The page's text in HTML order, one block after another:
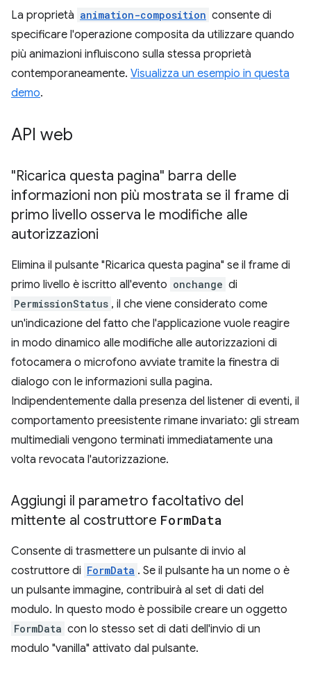
La proprietà animation-composition consente di
specificare l'operazione composita da utilizzare quando
più animazioni influiscono sulla stessa proprietà
contemporaneamente. Visualizza un esempio in questa
demo.
API web
"Ricarica questa pagina" barra delle
informazioni non più mostrata se il frame di
primo livello osserva le modifiche alle
autorizzazioni
Elimina il pulsante "Ricarica questa pagina" se il frame di
primo livello è iscritto all'evento onchange di
PermissionStatus , il che viene considerato come
un'indicazione del fatto che l'applicazione vuole reagire
in modo dinamico alle modifiche alle autorizzazioni di
fotocamera o microfono avviate tramite la finestra di
dialogo con le informazioni sulla pagina.
Indipendentemente dalla presenza del listener di eventi, il
comportamento preesistente rimane invariato: gli stream
multimediali vengono terminati immediatamente una
volta revocata l'autorizzazione.
Aggiungi il parametro facoltativo del
mittente al costruttore FormData
Consente di trasmettere un pulsante di invio al
costruttore di FormData . Se il pulsante ha un nome o è
un pulsante immagine, contribuirà al set di dati del
modulo. In questo modo è possibile creare un oggetto
FormData con lo stesso set di dati dell'invio di un
modulo "vanilla" attivato dal pulsante.